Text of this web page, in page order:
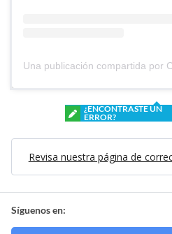
¿ENCONTRASTE UN
ERROR?
Revisa nuestra página de
Síguenos en: